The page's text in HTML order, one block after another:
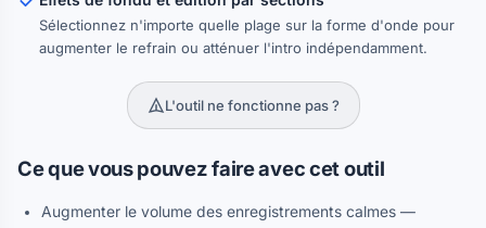
Sélectionnez n'importe quelle plage sur la forme d'onde pour
augmenter le refrain ou atténuer l'intro indépendamment.
L'outil ne fonctionne pas ?
Ce que vous pouvez faire avec cet outil
Augmenter le volume des enregistrements calmes —